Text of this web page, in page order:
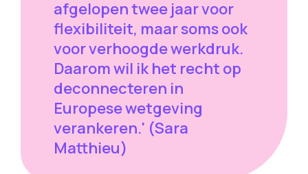
afgelopen twee jaar voor
flexibiliteit, maar soms ook
voor verhoogde werkdruk.
Daarom wil ik het recht op
deconnecteren in
Europese wetgeving
verankeren.' (Sara
Matthieu)